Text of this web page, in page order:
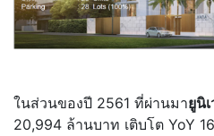
ในส่วนของปี 2561 ที่ผ่านมายูนิ
20,994 ล้านบาท เติบโต YoY